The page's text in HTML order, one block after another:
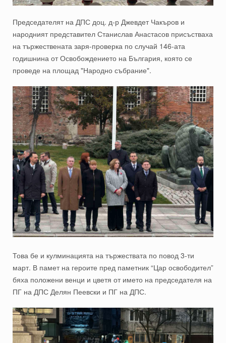
Председателят на ДПС доц. д-р Джевдет Чакъров и
народният представител Станислав Анастасов присъстваха
на тържествената заря-проверка по случай 146-ата
годишнина от Освобождението на България, която се
проведе на площад "Народно събрание".
Това бе и кулминацията на тържествата по повод 3-ти
март. В памет на героите пред паметник “Цар освободител”
бяха положени венци и цветя от името на председателя на
ПГ на ДПС Делян Пеевски и ПГ на ДПС.